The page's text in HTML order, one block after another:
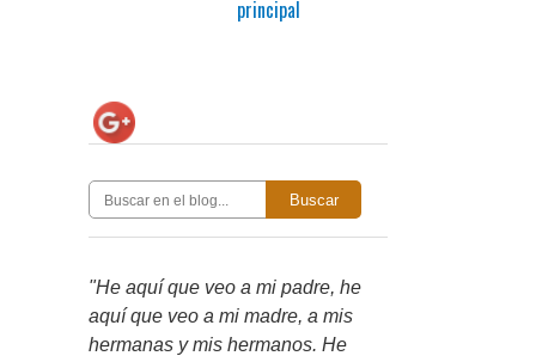
principal
Buscar
"He aquí que veo a mi padre, he
aquí que veo a mi madre, a mis
hermanas y mis hermanos. He